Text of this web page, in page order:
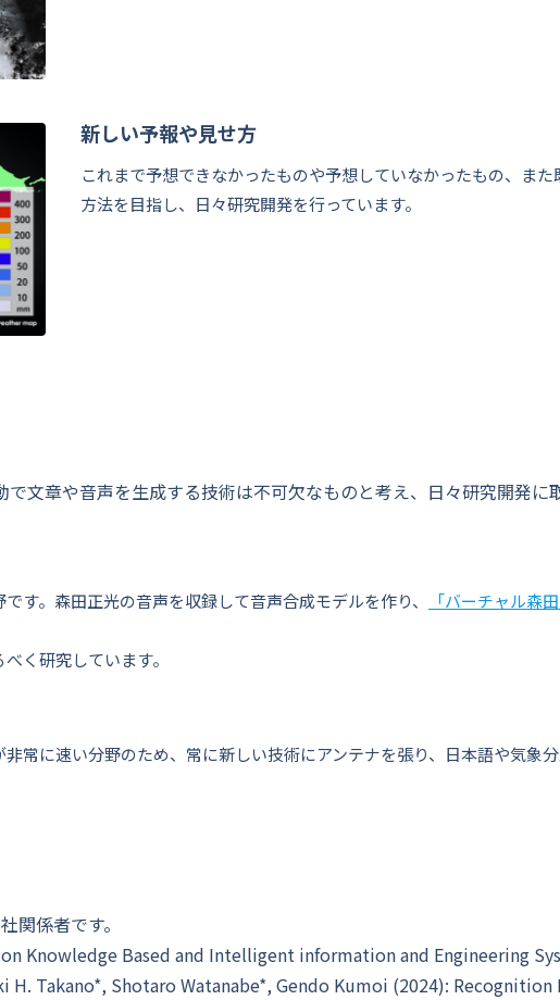
新しい予報や見せ方
これまで予想できなかったものや予想していなかったもの、ま
方法を目指し、日々研究開発を行っています。
文章や音声を生成する技術は不可欠なものと考え、日々研究開発に
す。森田正光の音声を収録して音声合成モデルを作り、 「バーチャル森田
く研究しています。
常に速い分野のため、常に新しい技術にアンテナを張り、日本語や気象
関係者です。
Knowledge Based and Intelligent information and Engineering
Takano*, Shotaro Watanabe*, Gendo Kumoi (2024):